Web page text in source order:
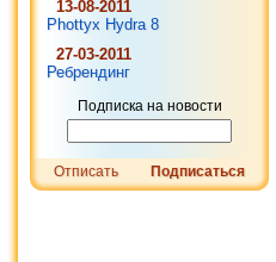
2 721 грн.
13-08-2011
Phottyx Hydra 8
27-03-2011
Ребрендинг
Подписка на новости
Отписать Подписаться